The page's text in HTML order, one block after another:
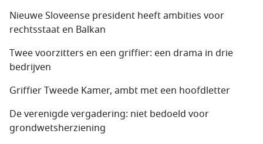
Nieuwe Sloveense president heeft ambities voor
rechtsstaat en Balkan
Twee voorzitters en een griffier: een drama in drie
bedrijven
Griffier Tweede Kamer, ambt met een hoofdletter
De verenigde vergadering: niet bedoeld voor
grondwetsherziening